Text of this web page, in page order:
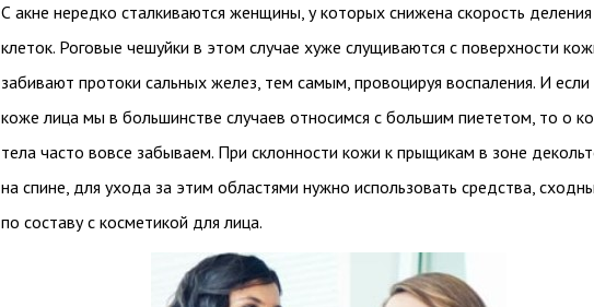
С акне нередко сталкиваются женщины, у которых снижена скорость деления
клеток. Роговые чешуйки в этом случае хуже слущиваются с поверхности
забивают протоки сальных желез, тем самым, провоцируя воспаления. И если
коже лица мы в большинстве случаев относимся с большим пиететом, то о
тела часто вовсе забываем. При склонности кожи к прыщикам в зоне
на спине, для ухода за этим областями нужно использовать средства,
по составу с косметикой для лица.